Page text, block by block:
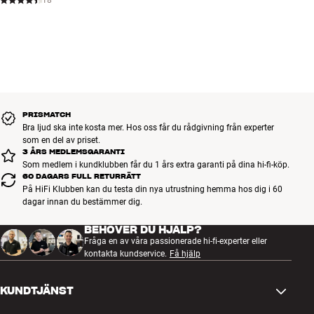
PRISMATCH
Bra ljud ska inte kosta mer. Hos oss får du rådgivning från experter
som en del av priset.
3 ÅRS MEDLEMSGARANTI
Som medlem i kundklubben får du 1 års extra garanti på dina hi-fi-köp.
60 DAGARS FULL RETURRÄTT
På HiFi Klubben kan du testa din nya utrustning hemma hos dig i 60
dagar innan du bestämmer dig.
BEHÖVER DU HJÄLP?
Fråga en av våra passionerade hi-fi-experter eller
kontakta kundservice. Få hjälp
KUNDTJÄNST